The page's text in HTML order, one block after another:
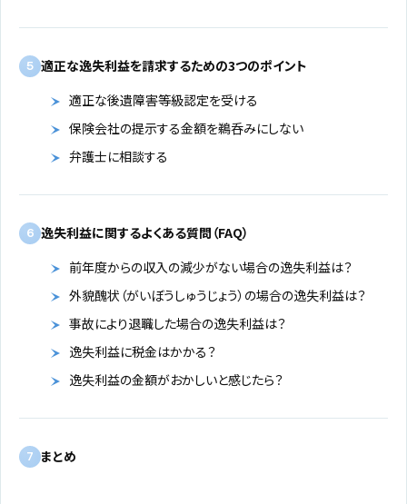
5 適正な逸失利益を請求するための3つのポイント
適正な後遺障害等級認定を受ける
保険会社の提示する金額を鵜呑みにしない
弁護士に相談する
6 逸失利益に関するよくある質問（FAQ）
前年度からの収入の減少がない場合の逸失利益は？
外貌醜状（がいぼうしゅうじょう）の場合の逸失利益は？
事故により退職した場合の逸失利益は？
逸失利益に税金はかかる？
逸失利益の金額がおかしいと感じたら？
7 まとめ